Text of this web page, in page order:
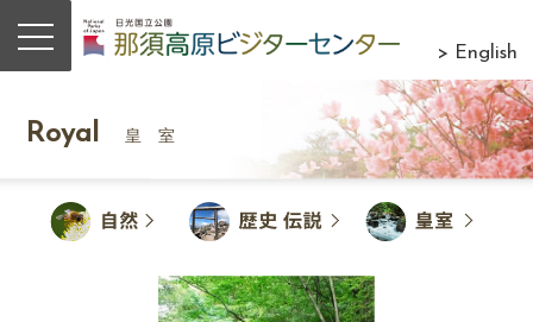
> English
Royal 皇 室